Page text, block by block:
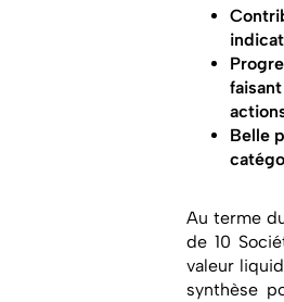
Belle
Au terme
de 10
valeur
synthèse